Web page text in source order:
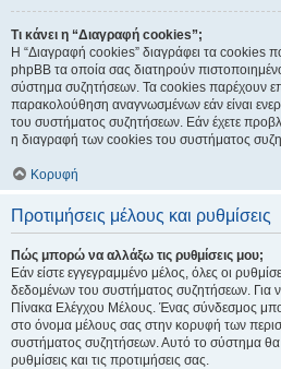
Τι κάνει η “Διαγραφή cookies”;
Η “Διαγραφή cookies” διαγράφει τα cookies
phpBB τα οποία σας διατηρούν
σύστημα συζητήσεων. Τα cookies παρέχουν
παρακολούθηση αναγνωσμένων εάν είναι
του συστήματος συζητήσεων. Εάν έχετε
η διαγραφή των cookies του συστήματος
Κορυφή
Προτιμήσεις μέλους και ρυθμίσεις
Πώς μπορώ να αλλάξω τις ρυθμίσεις μου;
Εάν είστε εγγεγραμμένο μέλος, όλες οι
δεδομένων του συστήματος συζητήσεων. Για
Πίνακα Ελέγχου Μέλους. Ένας σύνδεσμος
στο όνομα μέλους σας στην κορυφή των
συστήματος συζητήσεων. Αυτό το σύστημα θα
ρυθμίσεις και τις προτιμήσεις σας.